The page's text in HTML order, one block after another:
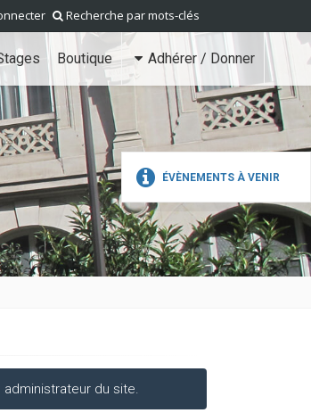
ÉVÈNEMENTS À VENIR
Recherche par mots-clés
Boutique Adhérer / Donner
du site.